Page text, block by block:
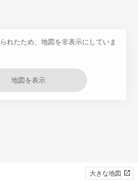
れたため、地図を非表示にしていま
地図を表示
大きな地図